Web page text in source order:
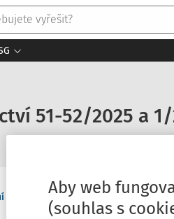
51-52/2025 a 1/
aktuality
Aby web
(souhlas s